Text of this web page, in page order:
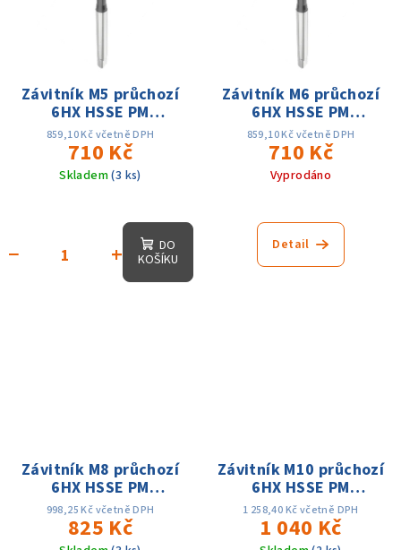
Závitník M5 průchozí
6HX HSSE PM
TiAIN+WC/C
P+M+K+N+S DIN371
859,10 Kč včetně DPH
710 Kč
Skladem(3 ks)
+
−
DO
KOŠÍKU
Závitník M6 průchozí
6HX HSSE PM
TiAIN+WC/C
P+M+K+N+S DIN371
859,10 Kč včetně DPH
710 Kč
Vyprodáno
Detail
Závitník M8 průchozí
6HX HSSE PM
TiAIN+WC/C
P+M+K+N+S DIN371
998,25 Kč včetně DPH
825 Kč
Závitník M10 průchozí
6HX HSSE PM
TiAIN+WC/C
P+M+K+N+S DIN371
1 258,40 Kč včetně DPH
1 040 Kč